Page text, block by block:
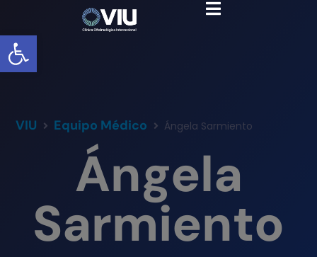
Abrir barra de herramientas
VIU Equipo Médico Ángela Sarmiento
Ángela
Sarmiento